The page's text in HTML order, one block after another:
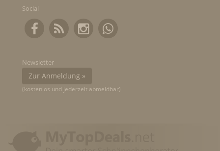
Social
Newsletter
Zur Anmeldung »
(kostenlos und jederzeit abmeldbar)